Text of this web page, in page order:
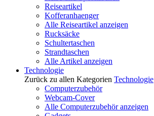
Reiseartikel
Kofferanhaenger
Alle Reiseartikel anzeigen
Rucksäcke
Schultertaschen
Strandtaschen
Alle Artikel anzeigen
Technologie
Zurück zu allen Kategorien Technologie
Computerzubehör
Webcam-Cover
Alle Computerzubehör anzeigen